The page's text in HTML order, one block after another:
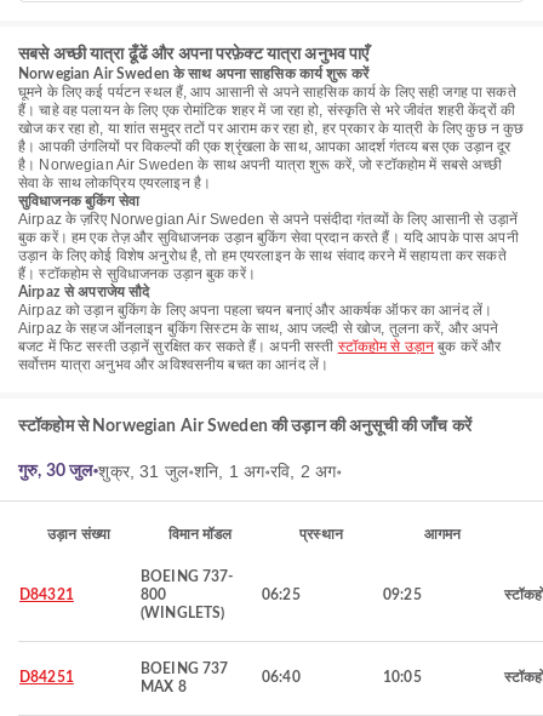
सबसे अच्छी यात्रा ढूँढें और अपना परफ़ेक्ट यात्रा अनुभव पाएँ
Norwegian Air Sweden के साथ अपना साहसिक कार्य शुरू करें
घूमने के लिए कई पर्यटन स्थल हैं, आप आसानी से अपने साहसिक कार्य के लिए सही जगह पा सकते
हैं। चाहे वह पलायन के लिए एक रोमांटिक शहर में जा रहा हो, संस्कृति से भरे जीवंत शहरी केंद्रों की
खोज कर रहा हो, या शांत समुद्र तटों पर आराम कर रहा हो, हर प्रकार के यात्री के लिए कुछ न कुछ
है। आपकी उंगलियों पर विकल्पों की एक श्रृंखला के साथ, आपका आदर्श गंतव्य बस एक उड़ान दूर
है। Norwegian Air Sweden के साथ अपनी यात्रा शुरू करें, जो स्टॉकहोम में सबसे अच्छी
सेवा के साथ लोकप्रिय एयरलाइन है।
सुविधाजनक बुकिंग सेवा
Airpaz के ज़रिए Norwegian Air Sweden से अपने पसंदीदा गंतव्यों के लिए आसानी से उड़ानें
बुक करें। हम एक तेज़ और सुविधाजनक उड़ान बुकिंग सेवा प्रदान करते हैं। यदि आपके पास अपनी
उड़ान के लिए कोई विशेष अनुरोध है, तो हम एयरलाइन के साथ संवाद करने में सहायता कर सकते
हैं। स्टॉकहोम से सुविधाजनक उड़ान बुक करें।
Airpaz से अपराजेय सौदे
Airpaz को उड़ान बुकिंग के लिए अपना पहला चयन बनाएं और आकर्षक ऑफर का आनंद लें।
Airpaz के सहज ऑनलाइन बुकिंग सिस्टम के साथ, आप जल्दी से खोज, तुलना करें, और अपने
बजट में फिट सस्ती उड़ानें सुरक्षित कर सकते हैं। अपनी सस्ती स्टॉकहोम से उड़ान बुक करें और
सर्वोत्तम यात्रा अनुभव और अविश्वसनीय बचत का आनंद लें।
स्टॉकहोम से Norwegian Air Sweden की उड़ान की अनुसूची की जाँच करें
गुरु, 30 जुल॰शुक्र, 31 जुल॰शनि, 1 अग॰रवि, 2 अग॰
उड़ान संख्या विमान मॉडल प्रस्थान आगमन
D84321
BOEING 737-
800
(WINGLETS)
06:25 09:25
D84251
BOEING 737
MAX 8
06:40 10:05